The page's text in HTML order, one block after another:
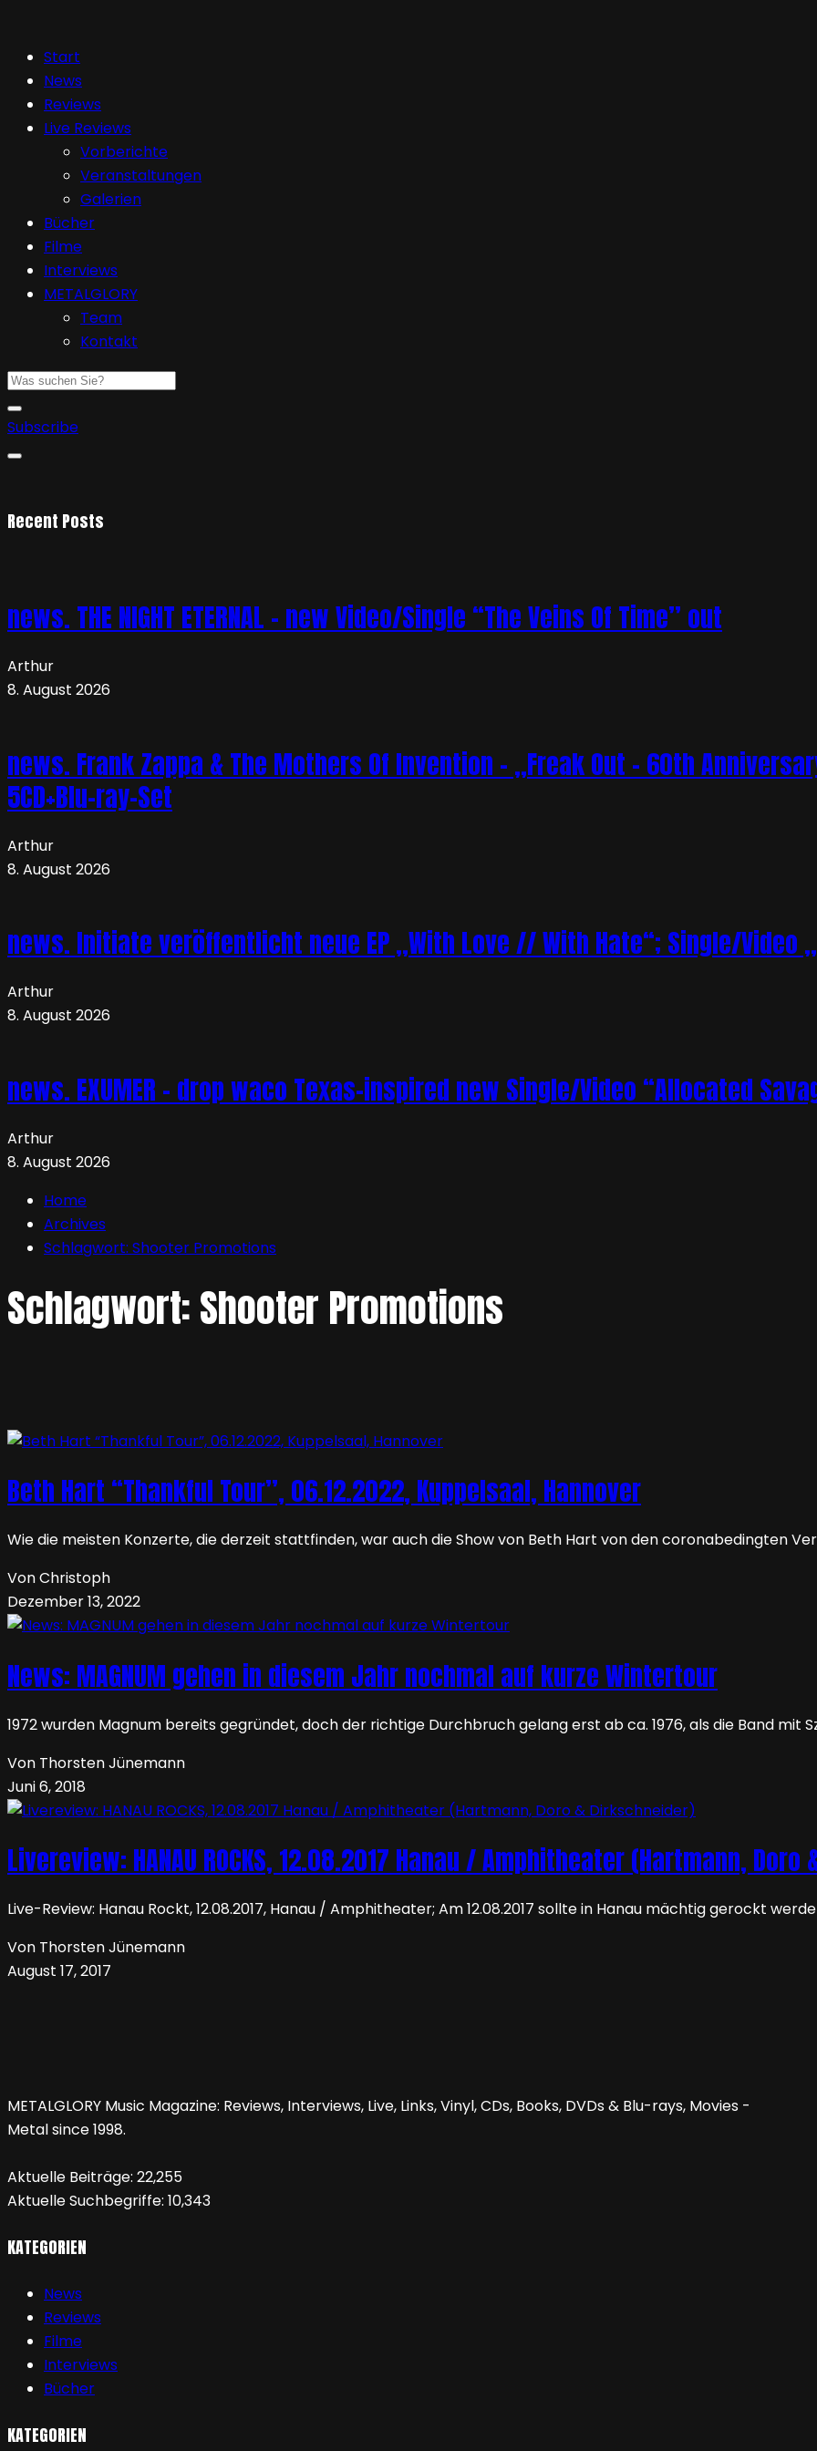
Start
News
Reviews
Live Reviews
Vorberichte
Veranstaltungen
Galerien
Bücher
Filme
Interviews
METALGLORY
Team
Kontakt
Subscribe
Recent Posts
news. THE NIGHT ETERNAL – new Video/Single “The Veins Of Time” out
Arthur
8. August 2026
news. Frank Zappa & The Mothers Of Invention – „Freak Out – 60th
5CD+Blu-ray-Set
Arthur
8. August 2026
news. Initiate veröffentlicht neue EP „With Love // With Hate“; Single/Video
Arthur
8. August 2026
news. EXUMER – drop waco Texas-inspired new Single/Video “Allocated
Arthur
8. August 2026
Home
Archives
Schlagwort: Shooter Promotions
Schlagwort:Shooter Promotions
Beth Hart “Thankful Tour”, 06.12.2022, Kuppelsaal, Hannover
Wie die meisten Konzerte, die derzeit stattfinden, war auch die Show von Beth Hart von den coronabedingten
Von Christoph
Dezember 13, 2022
News: MAGNUM gehen in diesem Jahr nochmal auf kurze Wintertour
1972 wurden Magnum bereits gegründet, doch der richtige Durchbruch gelang erst ab ca. 1976, als die Band mit
Von Thorsten Jünemann
Juni 6, 2018
Livereview: HANAU ROCKS, 12.08.2017 Hanau / Amphitheater (Hartmann,
Live-Review: Hanau Rockt, 12.08.2017, Hanau / Amphitheater; Am 12.08.2017 sollte in Hanau mächtig gerockt
Von Thorsten Jünemann
August 17, 2017
METALGLORY Music Magazine: Reviews, Interviews, Live, Links, Vinyl, CDs, Books, DVDs & Blu-rays, Movies -
Metal since 1998.
Aktuelle Beiträge: 22,255
Aktuelle Suchbegriffe: 10,343
KATEGORIEN
News
Reviews
Filme
Interviews
Bücher
KATEGORIEN